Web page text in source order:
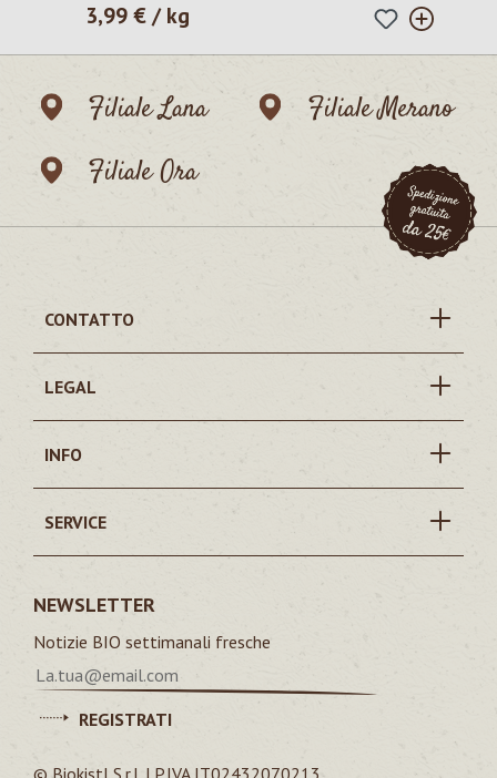
Prezzo normale:
3,99 € / kg
Filiale Lana
Filiale Merano
Filiale Ora
CONTATTO
LEGAL
INFO
SERVICE
NEWSLETTER
Notizie BIO settimanali fresche
REGISTRATI